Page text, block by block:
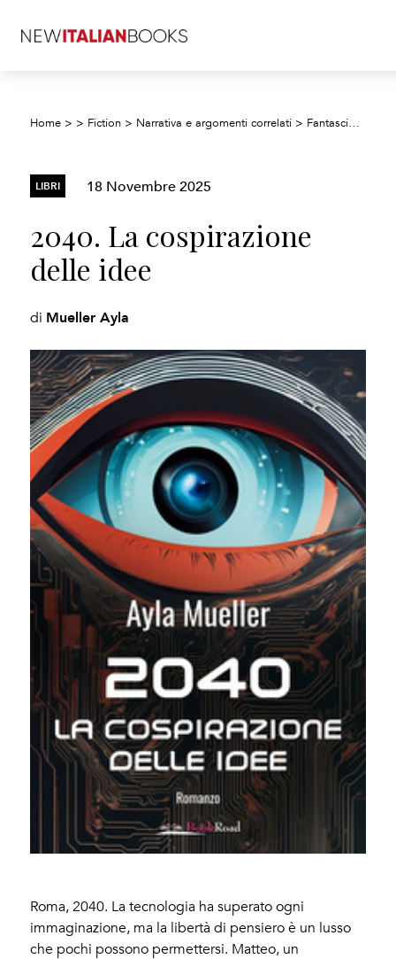
Home > > Fiction > Narrativa e argomenti correlati > Fantascienza
LIBRI 18 Novembre 2025
2040. La cospirazione
delle idee
di Mueller Ayla
Roma, 2040. La tecnologia ha superato ogni
immaginazione, ma la libertà di pensiero è un lusso
che pochi possono permettersi. Matteo, un